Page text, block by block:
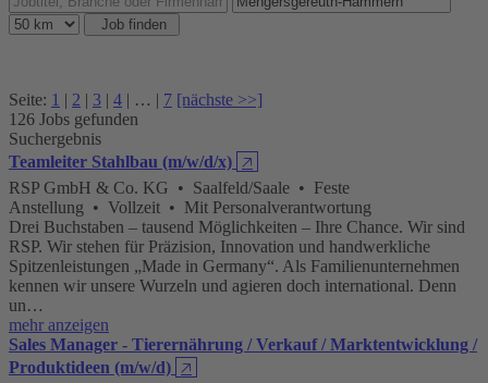
Seite: 1 | 2 | 3 | 4 | … | 7 [nächste >>]
126 Jobs gefunden
Suchergebnis
Teamleiter Stahlbau (m/w/d/x) 🡥
RSP GmbH & Co. KG • Saalfeld/Saale • Feste
Anstellung • Vollzeit • Mit Personalverantwortung
Drei Buchstaben – tausend Möglichkeiten – Ihre Chance. Wir sind
RSP. Wir stehen für Präzision, Innovation und handwerkliche
Spitzenleistungen „Made in Germany“. Als Familienunternehmen
kennen wir unsere Wurzeln und agieren doch international. Denn
un…
mehr anzeigen
Sales Manager - Tierernährung / Verkauf / Marktentwicklung /
Produktideen (m/w/d) 🡥